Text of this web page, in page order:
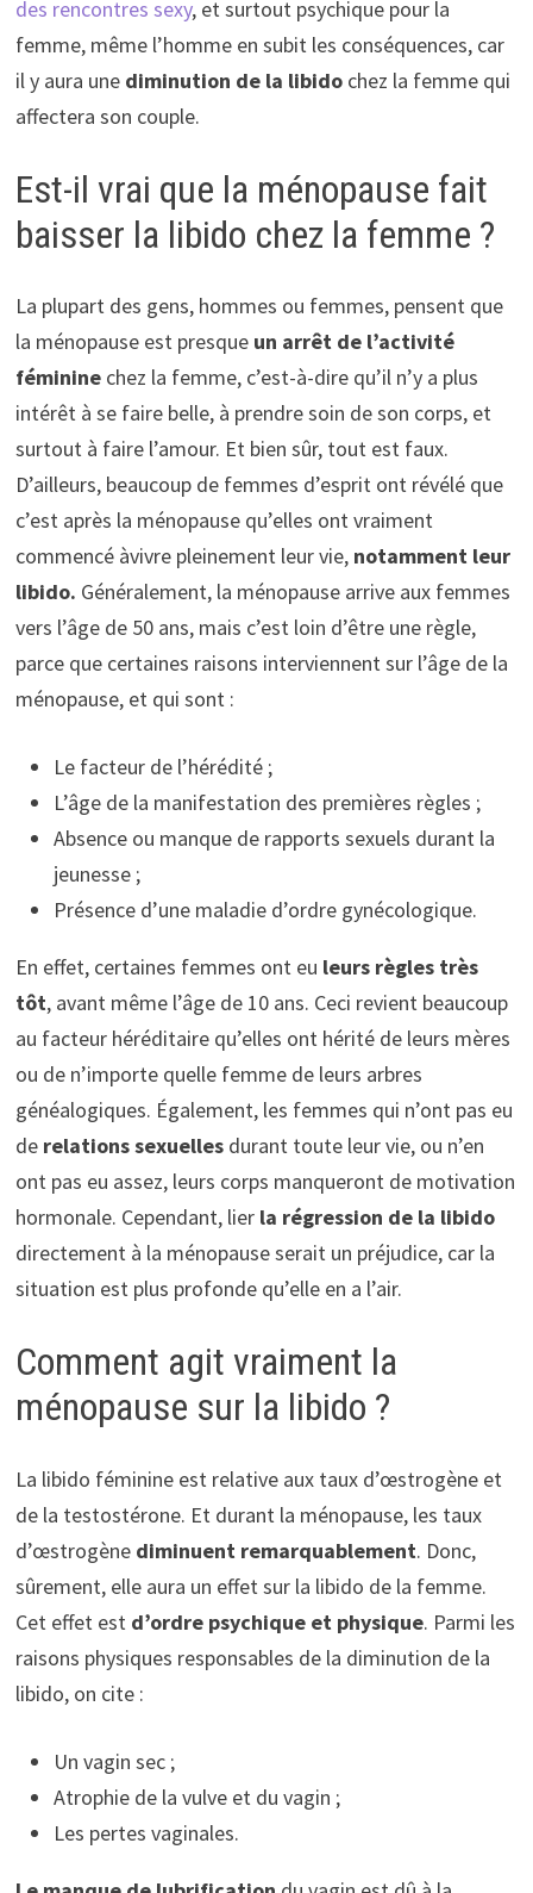
des rencontres sexy, et surtout psychique pour la
femme, même l’homme en subit les conséquences, car
il y aura unediminution de la libidochez la femme qui
affectera son couple.
Est-il vrai que la ménopause fait
baisser la libido chez la femme ?
La plupart des gens, hommes ou femmes, pensent que
la ménopause est presque un arrêt de l’activité
fémininechez la femme, c’est-à-dire qu’il n’y a plus
intérêt à se faire belle, à prendre soin de son corps, et
surtout à faire l’amour. Et bien sûr, tout est faux.
D’ailleurs, beaucoup de femmes d’esprit ont révélé que
c’est après la ménopause qu’elles ont vraiment
commencé àvivre pleinement leur vie, notamment leur
libido. Généralement, la ménopause arrive aux femmes
vers l’âge de 50 ans, mais c’est loin d’être une règle,
parce que certaines raisons interviennent sur l’âge de la
ménopause, et qui sont :
Le facteur de l’hérédité ;
L’âge de la manifestation des premières règles ;
Absence ou manque de rapports sexuels durant la
jeunesse ;
Présence d’une maladie d’ordre gynécologique.
En effet, certaines femmes ont eu leurs règles très
tôt, avant même l’âge de 10 ans. Ceci revient beaucoup
au facteur héréditaire qu’elles ont hérité de leurs mères
ou de n’importe quelle femme de leurs arbres
généalogiques. Également, les femmes qui n’ont pas eu
de relations sexuellesdurant toute leur vie, ou n’en
ont pas eu assez, leurs corps manqueront de motivation
hormonale. Cependant, lier la régression de la libido
directement à la ménopause serait un préjudice, car la
situation est plus profonde qu’elle en a l’air.
Comment agit vraiment la
ménopause sur la libido ?
La libido féminine est relative aux taux d’œstrogène et
de la testostérone. Et durant la ménopause, les taux
d’œstrogène diminuent remarquablement. Donc,
sûrement, elle aura un effet sur la libido de la femme.
Cet effet est d’ordre psychique et physique. Parmi les
raisons physiques responsables de la diminution de la
libido, on cite :
Un vagin sec ;
Atrophie de la vulve et du vagin ;
Les pertes vaginales.